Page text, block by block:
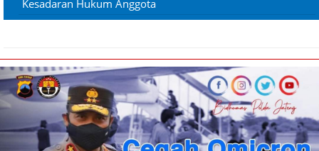
Kesadaran Hukum Anggota